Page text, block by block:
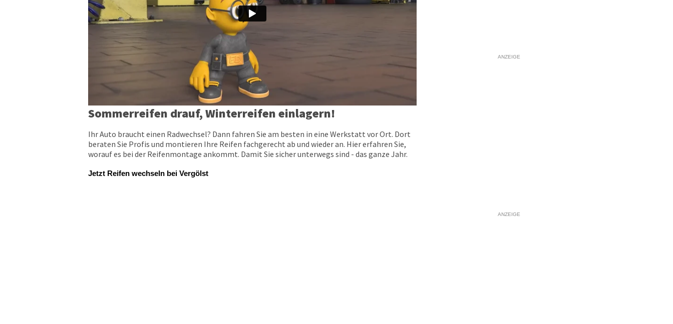
Sommerreifen drauf, Winterreifen einlagern!
Ihr Auto braucht einen Radwechsel? Dann fahren Sie am besten in eine Werkstatt vor Ort. Dort
beraten Sie Profis und montieren Ihre Reifen fachgerecht ab und wieder an. Hier erfahren Sie,
worauf es bei der Reifenmontage ankommt. Damit Sie sicher unterwegs sind - das ganze Jahr.
Jetzt Reifen wechseln bei Vergölst
ANZEIGE
ANZEIGE